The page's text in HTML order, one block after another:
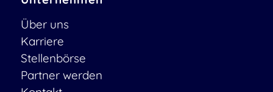
Über uns
Karriere
Stellenbörse
Partner werden